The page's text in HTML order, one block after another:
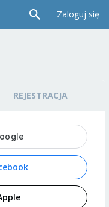
Zaloguj się
REJESTRACJA